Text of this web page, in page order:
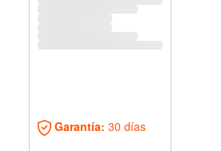
Garantía: 30 días